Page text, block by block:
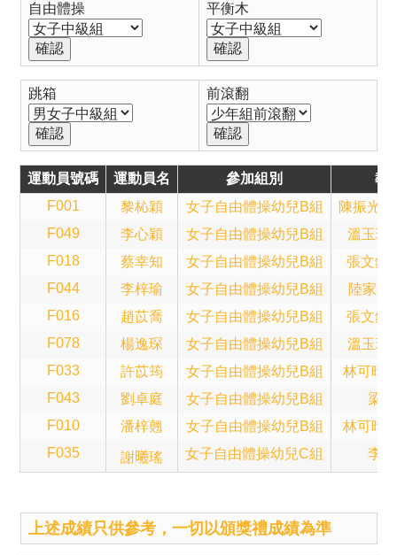
自由體操 平衡木
跳箱 前滾翻
運動員號碼 運動員名 參加組別
教
F001
黎杺穎 女子自由體操幼兒B組
陳振光
F049
李心穎 女子自由體操幼兒B組
溫玉珍
F018
蔡幸知 女子自由體操幼兒B組
張文鈞
F044
李梓瑜 女子自由體操幼兒B組
陸家輝
F016
趙苡喬 女子自由體操幼兒B組
張文鈞
F078
楊逸琛 女子自由體操幼兒B組
溫玉珍
F033
許苡筠 女子自由體操幼兒B組
林可晴
F043
劉卓庭 女子自由體操幼兒B組
梁
F010
潘梓翹 女子自由體操幼兒B組
林可晴
F035
謝𣌀瑤 女子自由體操幼兒C組 李
上述成績只供參考，一切以頒獎禮成績為準